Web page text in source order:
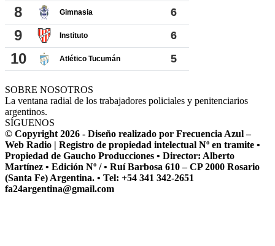
SOBRE NOSOTROS
La ventana radial de los trabajadores policiales y penitenciarios
argentinos.
SÍGUENOS
© Copyright 2026 - Diseño realizado por Frecuencia Azul –
Web Radio | Registro de propiedad intelectual Nº en tramite •
Propiedad de Gaucho Producciones • Director: Alberto
Martínez • Edición Nº / • Ruí Barbosa 610 – CP 2000 Rosario
(Santa Fe) Argentina. • Tel: +54 341 342-2651
fa24argentina@gmail.com